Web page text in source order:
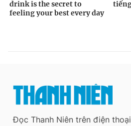
Đọc Thanh Niên trên điện thoại